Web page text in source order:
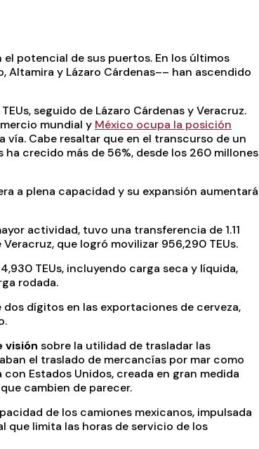
el potencial de sus puertos. En los últimos
Altamira y Lázaro Cárdenas–– han ascendido
seguido de Lázaro Cárdenas y Veracruz.
mundial y México ocupa la posición
Cabe resaltar que en el transcurso de un
crecido más de 56%, desde los 260 millones
a plena capacidad y su expansión aumentará
actividad, tuvo una transferencia de 1.11
que logró movilizar 956,290 TEUs.
TEUs, incluyendo carga seca y líquida,
rodada.
dígitos en las exportaciones de cerveza,
visión sobre la utilidad de trasladar las
el traslado de mercancías por mar como
Estados Unidos, creada en gran medida
cambien de parecer.
de los camiones mexicanos, impulsada
que limita las horas de servicio de los